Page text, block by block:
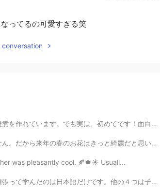
ってるの可愛すぎる笑
conversation
めてです！面白かった！ Happy New Year. We made ozoni for the fir...
クダウンで生活のリズムが逆さまになってしまいましたが、何よりも人を助けることにな...
was pleasantly cool. 🍂🍁☀️ Usuall...
話していて、自然にできた言語です。 新しくできた日本語の勉強で、言語の学び方が十分...